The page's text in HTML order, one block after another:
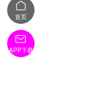

首页

APP下载